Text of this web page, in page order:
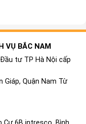
VỤ BẮC NAM
tư TP Hà Nội cấp
Giáp, Quận Nam Từ